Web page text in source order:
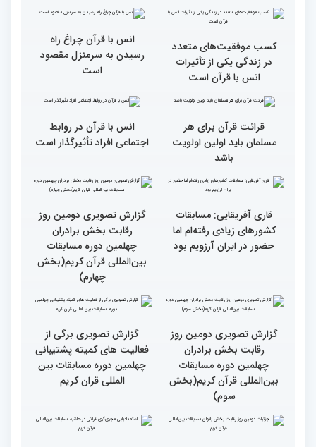
شویم/ ایران بیش از
کشورهای دیگر دغدغه مردم
فلسطین را دارد
دومین محفل انس با قرآن
ویژه بانوان در فرهنگسرای
امید برگزار شد
کسب موفقیت‌های متعدد
در زندگی یکی از تأثیرات
انس با قرآن است
انس با قرآن چراغ راه
رسیدن به سرمنزل مقصود
قرائت قرآن برای هر
مسلمان باید اولین اولویت
باشد
انس با قرآن در روابط
اجتماعی افراد تأثیرگذار است
قاری آفریقایی: مسابقات
حضور در ایران آرزویم بود
گزارش تصویری دومین روز
چهلمین دوره مسابقات
بین‌المللی قرآن کریم(بخش
چهارم)
گزارش تصویری دومین روز
گزارش تصویری برگی از